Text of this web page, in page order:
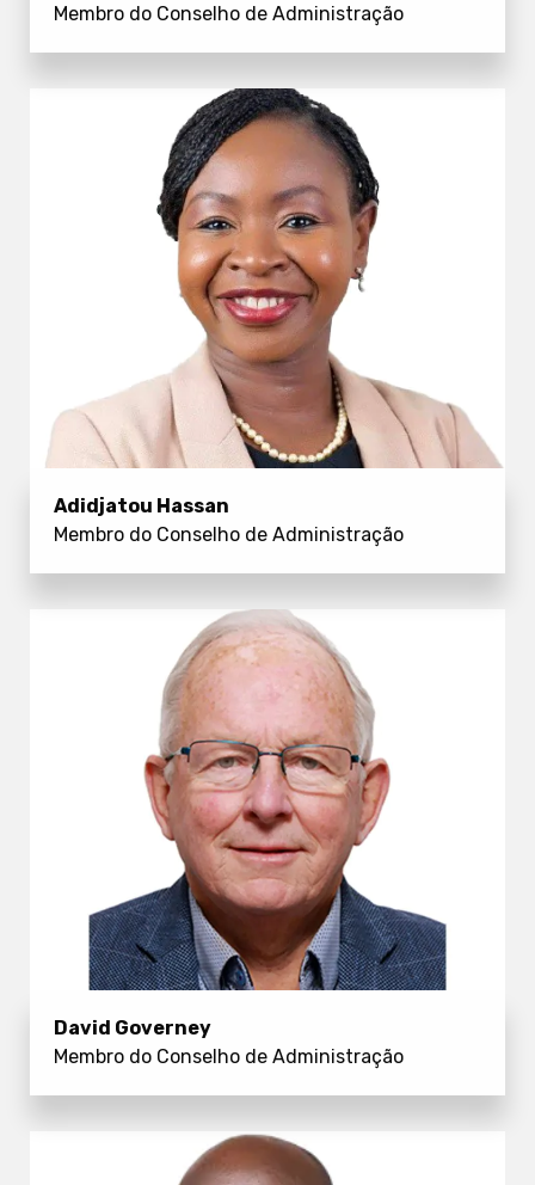
Membro do Conselho de Administração
Adidjatou Hassan
Membro do Conselho de Administração
David Governey
Membro do Conselho de Administração